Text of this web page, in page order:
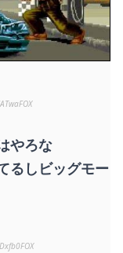
やろな
るしビッグモー